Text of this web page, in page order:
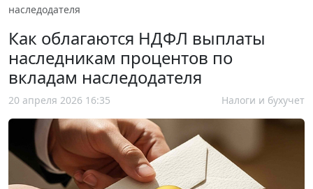
наследодателя
Как облагаются НДФЛ выплаты
наследникам процентов по
вкладам наследодателя
20 апреля 2026 16:35 Налоги и бухучет